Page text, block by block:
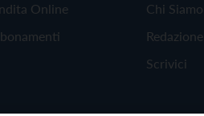
Online
Chi Siamo
Redazione
Scrivici